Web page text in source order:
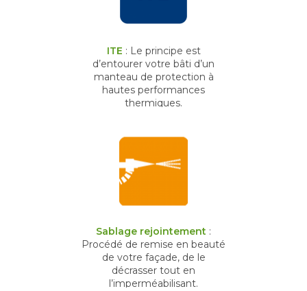
ITE : Le principe est
d’entourer votre bâti d’un
manteau de protection à
hautes performances
thermiques.
Sablage rejointement :
Procédé de remise en beauté
de votre façade, de le
décrasser tout en
l’imperméabilisant.